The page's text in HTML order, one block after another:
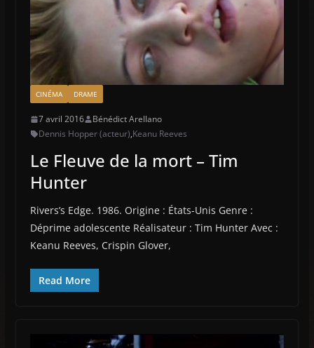
CINÉMA DRAME
7 avril 2016
Bénédict Arellano
Dennis Hopper (acteur),Keanu Reeves
Le Fleuve de la mort – Tim
Hunter
Rivers’s Edge. 1986. Origine : États-Unis Genre :
Déprime adolescente Réalisateur : Tim Hunter Avec :
Keanu Reeves, Crispin Glover,
Read More